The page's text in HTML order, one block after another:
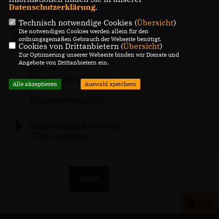
gesucht
CDU-Fraktion
Berlin sucht
Leiter/in der
Presse- und
Öffentlichkeitsarbeit
/
Datenschutzerklärung.
Technisch notwendige Cookies (Übersicht)
Die notwendigen Cookies werden allein für den
ordnungsgemäßen Gebrauch der Webseite benötigt.
Cookies von Drittanbietern (Übersicht)
Zur Optimierung unserer Webseite binden wir Dienste und
Angebote von Drittanbietern ein.
Alle akzeptieren Auswahl speichern